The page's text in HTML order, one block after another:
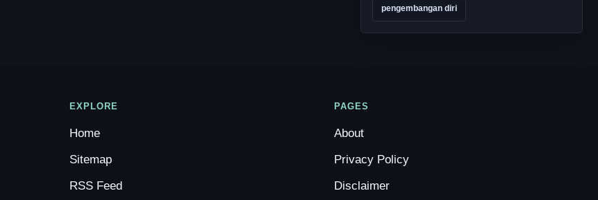
pengembangan diri
EXPLORE
Home
Sitemap
RSS Feed
PAGES
About
Privacy Policy
Disclaimer